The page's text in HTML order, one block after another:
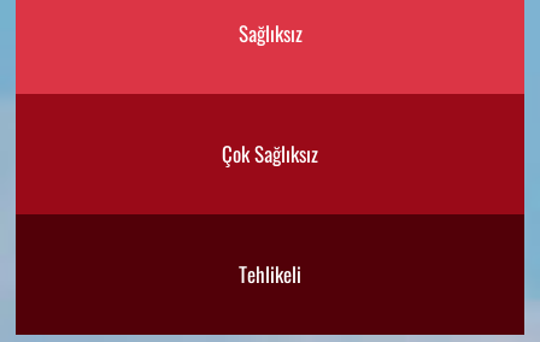
Sağlıksız
Çok Sağlıksız
Tehlikeli